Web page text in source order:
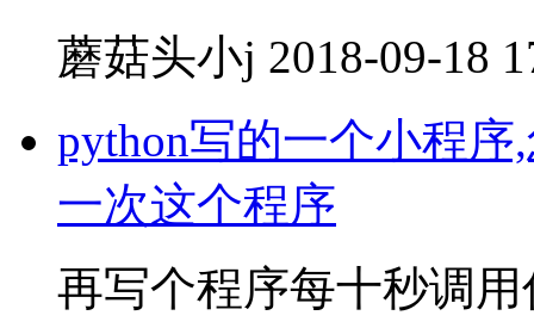
蘑菇头小j 2018-09-18
python写的一个小程
一次这个程序
再写个程序每十秒调